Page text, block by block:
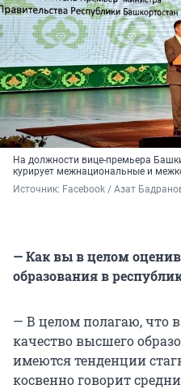
На должности вице-премьера
курирует межнациональные и
Источник: Facebook / Азат
— Как вы в целом
образования в
— В целом полагаю, что
качество высшего
имеются тенденции
косвенно говорит